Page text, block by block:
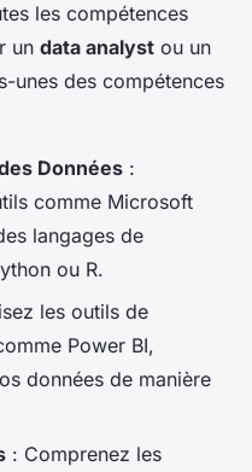
les compétences
un data analyst ou un
unes des compétences
Données :
comme Microsoft
langages de
ou R.
les outils de
Power BI,
données de manière
: Comprenez les